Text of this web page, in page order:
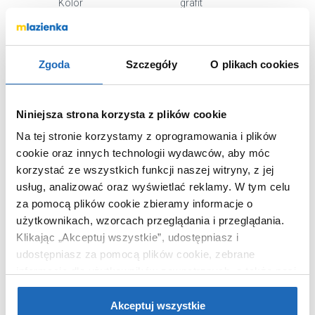
Zgoda Szczegóły O plikach cookies
Niniejsza strona korzysta z plików cookie
Na tej stronie korzystamy z oprogramowania i plików
cookie oraz innych technologii wydawców, aby móc
korzystać ze wszystkich funkcji naszej witryny, z jej
usług, analizować oraz wyświetlać reklamy. W tym celu
za pomocą plików cookie zbieramy informacje o
użytkownikach, wzorcach przeglądania i przeglądania.
Klikając „Akceptuj wszystkie”, udostępniasz i
udostępniasz za pomocą plików cookie, zebrane
partnerzy reklamowi.Jeśli chcesz, włącz „Tylko
wymagane pliki cookie”.Pamiętaj jednak, że
Akceptuj wszystkie
Kolor
grafit
Termostat
Kod EAN
5902539841848
Wymiary z
20 x 7 x 33 cm
Dane producenta
KUPOWANE Z